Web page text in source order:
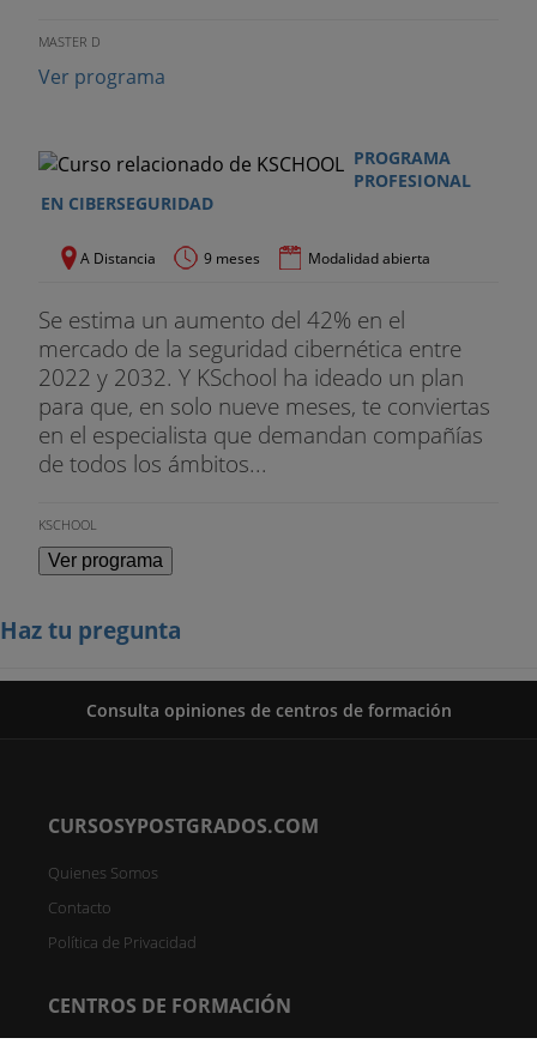
MASTER D
Ver programa
PROGRAMA
PROFESIONAL
EN CIBERSEGURIDAD
A Distancia 9 meses Modalidad abierta
Se estima un aumento del 42% en el
mercado de la seguridad cibernética entre
2022 y 2032. Y KSchool ha ideado un plan
para que, en solo nueve meses, te conviertas
en el especialista que demandan compañías
de todos los ámbitos...
KSCHOOL
Ver programa
Haz tu pregunta
Consulta opiniones de centros de formación
CURSOSYPOSTGRADOS.COM
Quienes Somos
Contacto
Política de Privacidad
CENTROS DE FORMACIÓN